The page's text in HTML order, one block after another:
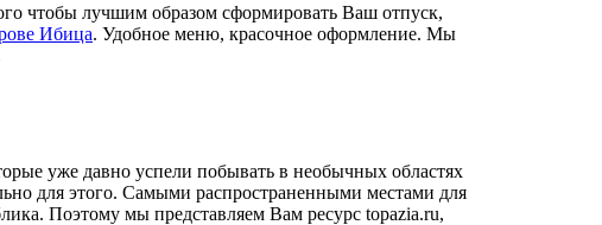
чтобы лучшим образом сформировать Ваш отпуск,
Ибица. Удобное меню, красочное оформление. Мы
уже давно успели побывать в необычных областях
для этого. Самыми распространенными местами для
Поэтому мы представляем Вам ресурс topazia.ru,